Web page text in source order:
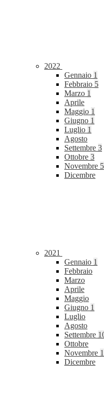
2022
Gennaio 1
Febbraio 5
Marzo 1
Aprile
Maggio 1
Giugno 1
Luglio 1
Agosto
Settembre 3
Ottobre 3
Novembre 5
Dicembre
2021
Gennaio 1
Febbraio
Marzo
Aprile
Maggio
Giugno 1
Luglio
Agosto
Settembre
Ottobre
Novembre 1
Dicembre